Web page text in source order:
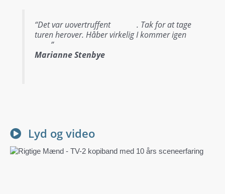
“Det var uovertruffent
. Tak for at tage
turen herover. Håber virkelig I kommer igen
”
Marianne Stenbye
Lyd og video